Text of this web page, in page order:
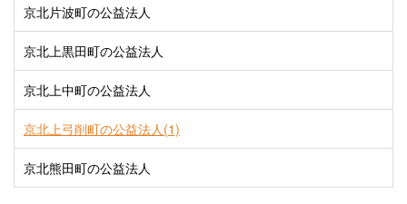
京北片波町の公益法人
京北上黒田町の公益法人
京北上中町の公益法人
京北上弓削町の公益法人(1)
京北熊田町の公益法人